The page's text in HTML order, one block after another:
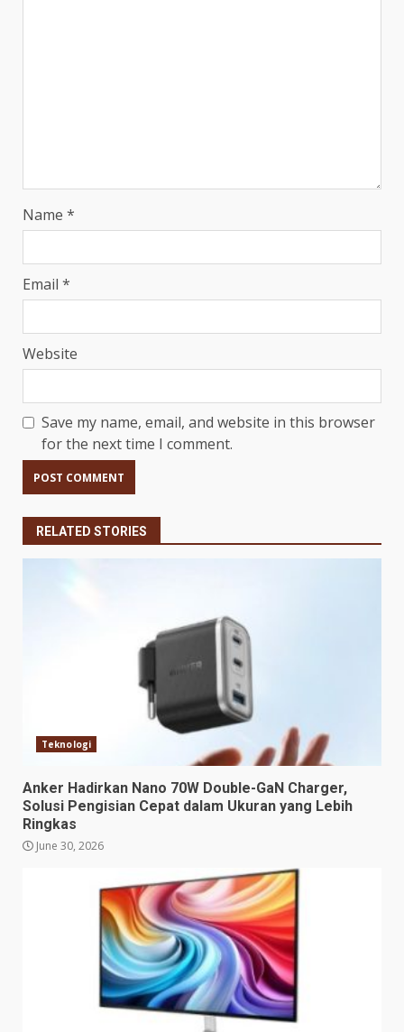
Name *
Email *
Website
Save my name, email, and website in this browser
for the next time I comment.
RELATED STORIES
Teknologi
Anker Hadirkan Nano 70W Double-GaN Charger,
Solusi Pengisian Cepat dalam Ukuran yang Lebih
Ringkas
June 30, 2026